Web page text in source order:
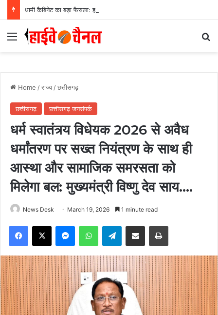
Menu
Home /राज्य /छत्तीसगढ़
छत्तीसगढ़ छत्तीसगढ़ जनसंपर्क
धर्म स्वातंत्र्य विधेयक 2026 से अवैध
धर्मांतरण पर सख्त नियंत्रण के साथ ही
आस्था और सामाजिक समरसता को
मिलेगा बल: मुख्यमंत्री विष्णु देव साय….
News Desk March 19, 2026 1 minute read
Facebook
X MessengerWhatsAppTelegramShare via Email Print